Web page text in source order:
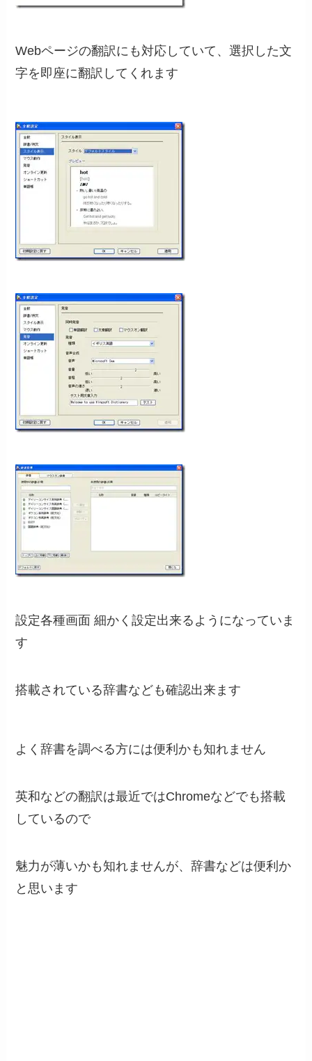
Webページの翻訳にも対応していて、選択した文
字を即座に翻訳してくれます
設定各種画面 細かく設定出来るようになっていま
す
搭載されている辞書なども確認出来ます
よく辞書を調べる方には便利かも知れません
英和などの翻訳は最近ではChromeなどでも搭載
しているので
魅力が薄いかも知れませんが、辞書などは便利か
と思います